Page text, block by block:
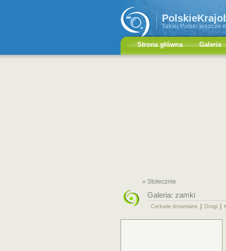
Takiej Polski jeszcze
Strona główna Galerie
» Stołecznie
Galeria: zamki
Cerkwie drewniane Drogi